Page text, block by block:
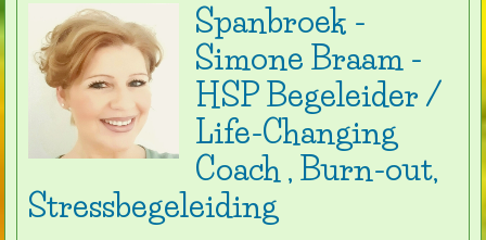
Spanbroek -
Simone Braam -
HSP Begeleider /
Life-Changing
Coach , Burn-out,
Stressbegeleiding